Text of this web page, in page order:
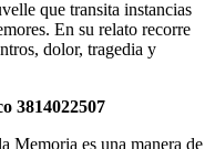
que transita instancias
En su relato recorre
dolor, tragedia y
3814022507
Memoria es una manera de